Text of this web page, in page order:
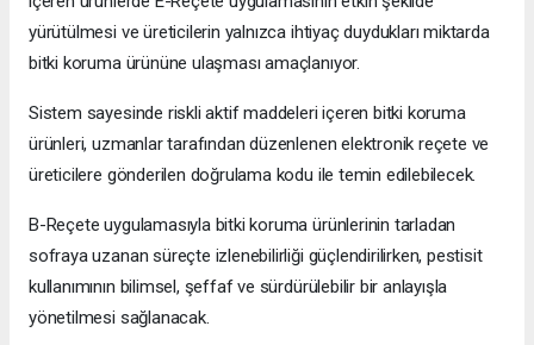
yürütülmesi ve üreticilerin yalnızca ihtiyaç duydukları miktarda
bitki koruma ürününe ulaşması amaçlanıyor.
Sistem sayesinde riskli aktif maddeleri içeren bitki koruma
ürünleri, uzmanlar tarafından düzenlenen elektronik reçete ve
üreticilere gönderilen doğrulama kodu ile temin edilebilecek.
B-Reçete uygulamasıyla bitki koruma ürünlerinin tarladan
sofraya uzanan süreçte izlenebilirliği güçlendirilirken, pestisit
kullanımının bilimsel, şeffaf ve sürdürülebilir bir anlayışla
yönetilmesi sağlanacak.